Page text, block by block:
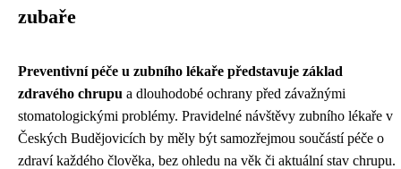
zubaře
Preventivní péče u zubního lékaře představuje základ
zdravého chrupu a dlouhodobé ochrany před závažnými
stomatologickými problémy. Pravidelné návštěvy zubního lékaře v
Českých Budějovicích by měly být samozřejmou součástí péče o
zdraví každého člověka, bez ohledu na věk či aktuální stav chrupu.